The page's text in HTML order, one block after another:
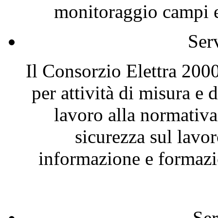
monitoraggio campi
Il Consorzio Elettra
per attività di misura e
lavoro alla
sicurezza sul
informazione e